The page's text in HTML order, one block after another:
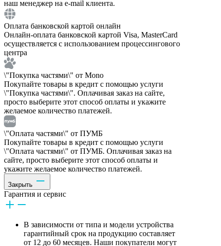
наш менеджер на e-mail клиента.
Оплата банковской картой онлайн
Онлайн-оплата банковской картой Visa, MasterCard
осуществляется с использованием процессингового
центра
\"Покупка частями\" от Mono
Покупайте товары в кредит с помощью услуги
\"Покупка частями\". Оплачивая заказ на сайте,
просто выберите этот способ оплаты и укажите
желаемое количество платежей.
\"Оплата частями\" от ПУМБ
Покупайте товары в кредит с помощью услуги
\"Оплата частями\" от ПУМБ. Оплачивая заказ на
сайте, просто выберите этот способ оплаты и
укажите желаемое количество платежей.
Закрыть
Гарантия и сервис
В зависимости от типа и модели устройства
гарантийный срок на продукцию составляет
от 12 до 60 месяцев. Наши покупатели могут